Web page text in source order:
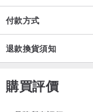
付款方式
退款換貨須知
購買評價